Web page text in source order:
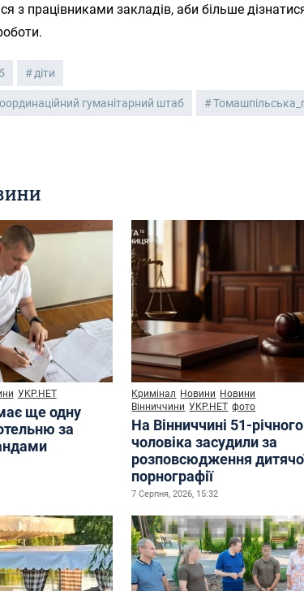
з працівниками закладів, аби більше
діти
гуманітарний штаб
УКР.НЕТ
ще одну
за
Кримінал Новини Новини
Вінниччини УКР.НЕТ фото
На Вінниччині 51-річного
чоловіка засудили за
розповсюдження
порнографії
7 Серпня, 2026, 15:32